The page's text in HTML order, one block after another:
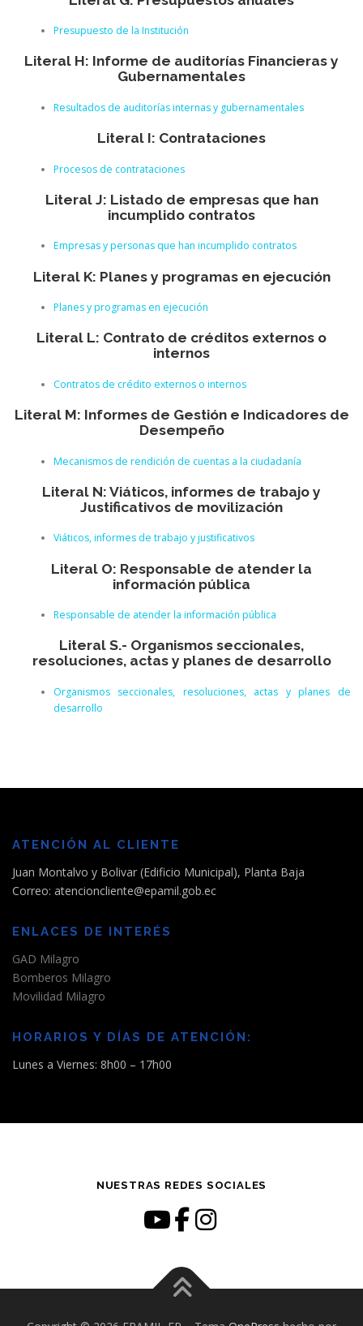
Presupuesto de la Institución
Literal H: Informe de auditorías Financieras y
Gubernamentales
Resultados de auditorías internas y gubernamentales
Literal I: Contrataciones
Procesos de contrataciones
Literal J: Listado de empresas que han
incumplido contratos
Empresas y personas que han incumplido contratos
Literal K: Planes y programas en ejecución
Planes y programas en ejecución
Literal L: Contrato de créditos externos o
internos
Contratos de crédito externos o internos
Literal M: Informes de Gestión e Indicadores de
Desempeño
Mecanismos de rendición de cuentas a la ciudadanía
Literal N: Viáticos, informes de trabajo y
Justificativos de movilización
Viáticos, informes de trabajo y justificativos
Literal O: Responsable de atender la
información pública
Responsable de atender la información pública
Literal S.- Organismos seccionales,
resoluciones, actas y planes de desarrollo
Organismos seccionales, resoluciones, actas y planes de
desarrollo
ATENCIÓN AL CLIENTE
Juan Montalvo y Bolivar (Edificio Municipal), Planta Baja
Correo: atencioncliente@epamil.gob.ec
ENLACES DE INTERÉS
GAD Milagro
Bomberos Milagro
Movilidad Milagro
HORARIOS Y DÍAS DE ATENCIÓN:
Lunes a Viernes: 8h00 – 17h00
NUESTRAS REDES SOCIALES